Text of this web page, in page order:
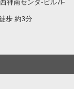
神南センタ-ビル7F
歩 約3分